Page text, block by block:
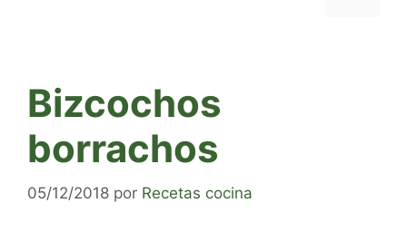
Bizcochos
borrachos
05/12/2018 por Recetas cocina